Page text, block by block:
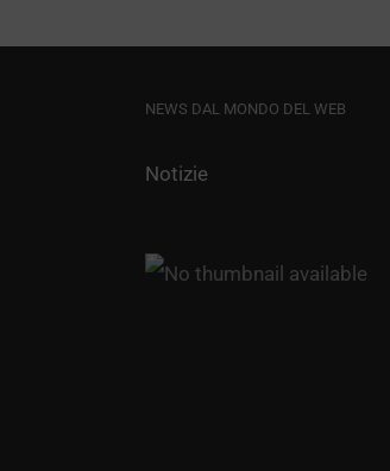
NEWS DAL MONDO DEL WEB
Notizie